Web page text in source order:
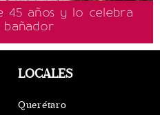
45 años y lo celebra
LOCALES
Querétaro